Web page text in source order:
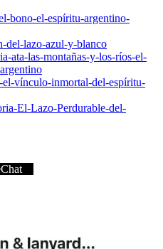
bono-el-espíritu-argentino-
del-lazo-azul-y-blanco
ata-las-montañas-y-los-ríos-el-
vínculo-inmortal-del-espíritu-
El-Lazo-Perdurable-del-